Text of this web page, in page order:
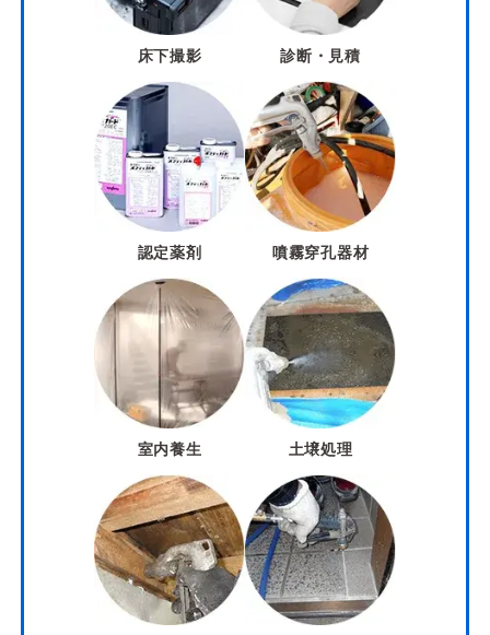
床下撮影 診断・見積
認定薬剤 噴霧穿孔器材
室内養生 土壌処理